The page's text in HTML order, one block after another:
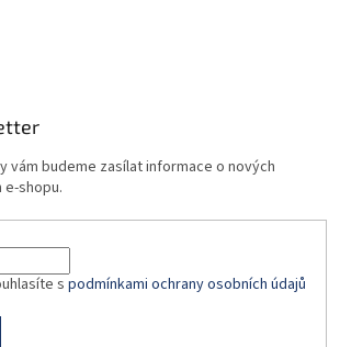
vám budeme zasílat informace o nových
shopu.
s podmínkami ochrany osobních údajů